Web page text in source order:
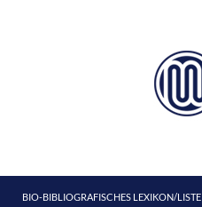
BIO-BIBLIOGRAFISCHES LEXIKON/LISTE